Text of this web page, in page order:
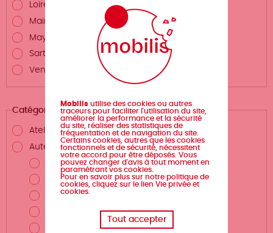
Loire-Atlantique
Maine-et-Loire
Mayenne
Sarthe
Vendée
Catégories
Atelier d'écriture
Auteurs.rices et métiers de la création
Auteur.rice
Scénariste
Illustrateur.rice
Dessinateur.rice
Mobilis utilise des cookies ou autres
traceurs pour faciliter l'utilisation du site,
améliorer la performance et la sécurité
du site, réaliser des statistiques de
fréquentation et de navigation du site.
Certains cookies, autres que les cookies
fonctionnels et de sécurité, nécessitent
votre accord pour être déposés. Vous
pouvez changer d'avis à tout moment en
paramétrant vos cookies.
Pour en savoir plus sur notre politique de
cookies, cliquez sur le lien Vie privée et
cookies.
Tout accepter